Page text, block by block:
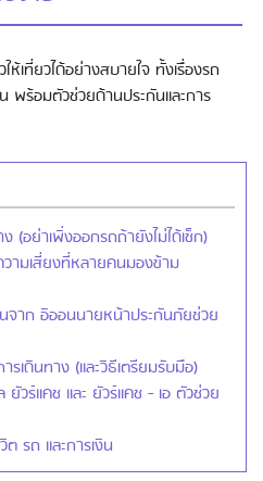
เที่ยวได้อย่างสบายใจ ทั้งเรื่องรถ
พร้อมตัวช่วยด้านประกันและการ
(อย่าเพิ่งออกรถถ้ายังไม่ได้เช็ก)
ามเสี่ยงที่หลายคนมองข้าม
จาก อิออนนายหน้าประกันภัยช่วย
รเดินทาง (และวิธีเตรียมรับมือ)
วร์แคช และ ยัวร์แคช - เอ ตัวช่วย
รถ และการเงิน